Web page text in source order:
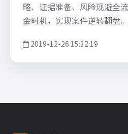
略、证据准备、风险规避全
金时机，实现案件逆转翻盘
2019-12-26 15:32:19